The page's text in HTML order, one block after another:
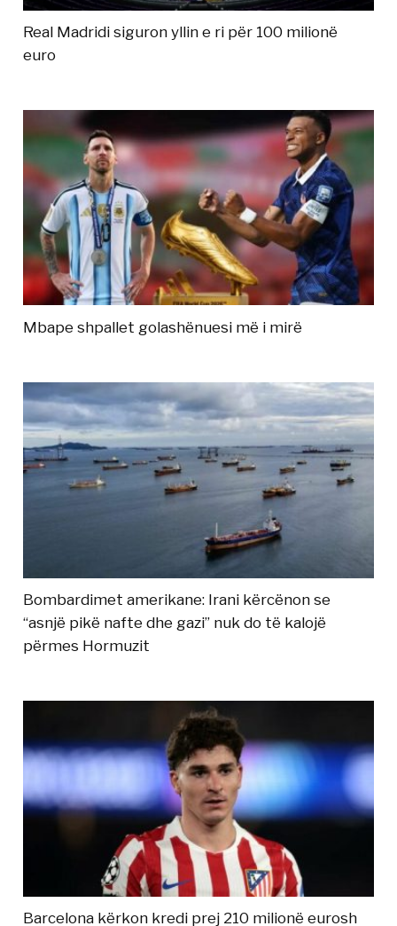
Real Madridi siguron yllin e ri për 100 milionë
euro
Mbape shpallet golashënuesi më i mirë
Bombardimet amerikane: Irani kërcënon se
“asnjë pikë nafte dhe gazi” nuk do të kalojë
përmes Hormuzit
Barcelona kërkon kredi prej 210 milionë eurosh